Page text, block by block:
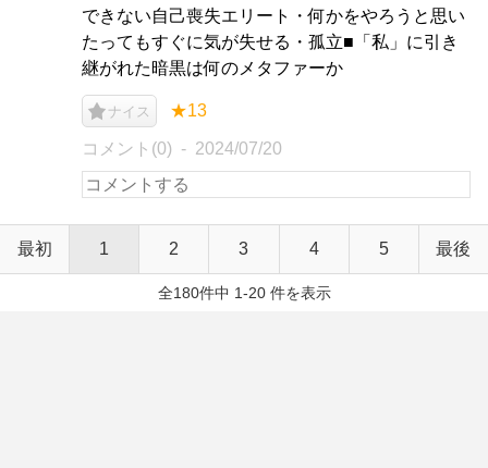
できない自己喪失エリート・何かをやろうと思い
たってもすぐに気が失せる・孤立■「私」に引き
継がれた暗黒は何のメタファーか
ナイス ★13
コメント(0) 2024/07/20
最初 1 2 3 4 5 最後
全180件中 1-20 件を表示